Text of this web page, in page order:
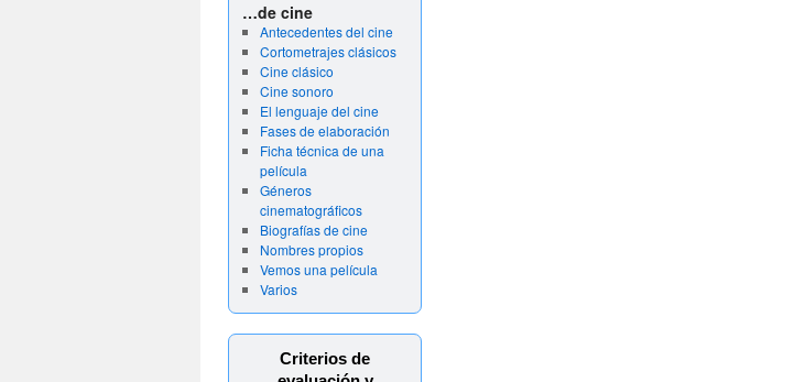
…de cine
Antecedentes del cine
Cortometrajes clásicos
Cine clásico
Cine sonoro
El lenguaje del cine
Fases de elaboración
Ficha técnica de una
película
Géneros
cinematográficos
Biografías de cine
Nombres propios
Vemos una película
Varios
Criterios de